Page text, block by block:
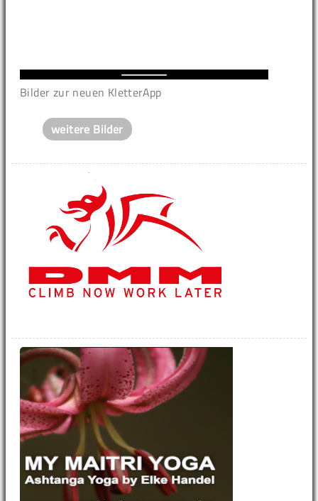
Bilder zur neuen KletterApp
weitere Bilder